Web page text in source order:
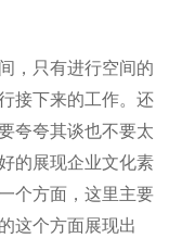
只有进行空间的
接下来的工作。还
夸夸其谈也不要太
的展现企业文化素
个方面，这里主要
这个方面展现出